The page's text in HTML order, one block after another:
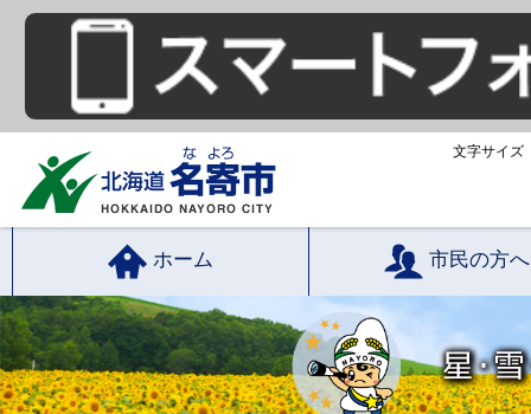
文字サイズ
ホーム 市民の方へ